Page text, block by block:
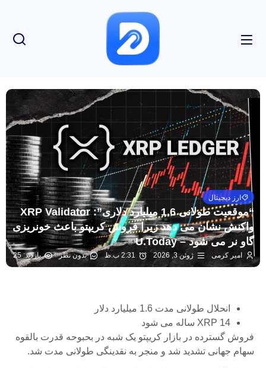
ارز دیجیتال
“موقعیت طولانی 1.6 میلیارد دلاری”: XRP Validator
واکنش نشان می دهد زیرا فروش کریپتو باعث خونریزی
گاو نر می شود – U.Today
امیر کرمی ژوئن 3, 2026 2:31 ب.ظ بدون نظر بازدید: 25
انحلال طولانی مدت 1.6 میلیارد دلار
XRP 14 ساله می شود
فروش گسترده در بازار کریپتو یک شبه در بحبوحه قدرت بالقوه
سهام جهانی تشدید شد و منجر به نقدینگی طولانی مدت شد.